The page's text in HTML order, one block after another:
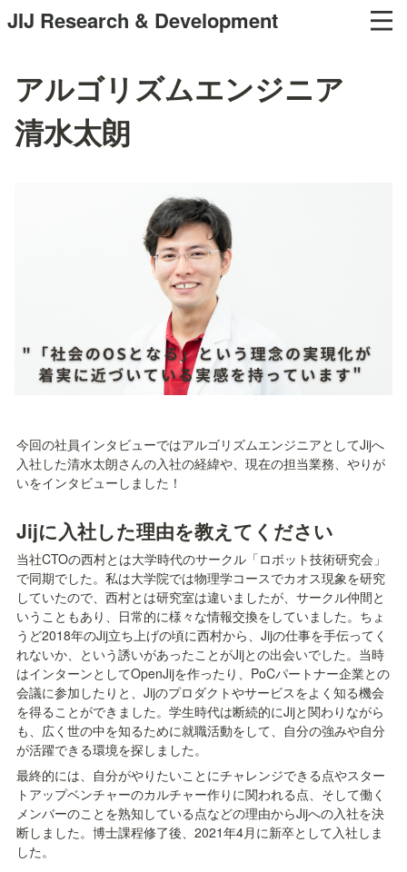
JIJ Research & Development
アルゴリズムエンジニア
清水太朗
今回の社員インタビューではアルゴリズムエンジニアとしてJijへ
入社した清水太朗さんの入社の経緯や、現在の担当業務、やりが
いをインタビューしました！
Jijに入社した理由を教えてください
当社CTOの西村とは大学時代のサークル「ロボット技術研究会」
で同期でした。私は大学院では物理学コースでカオス現象を研究
していたので、西村とは研究室は違いましたが、サークル仲間と
いうこともあり、日常的に様々な情報交換をしていました。ちょ
うど2018年のJij立ち上げの頃に西村から、Jijの仕事を手伝ってく
れないか、という誘いがあったことがJijとの出会いでした。当時
はインターンとしてOpenJijを作ったり、PoCパートナー企業との
会議に参加したりと、Jijのプロダクトやサービスをよく知る機会
を得ることができました。学生時代は断続的にJijと関わりながら
も、広く世の中を知るために就職活動をして、自分の強みや自分
が活躍できる環境を探しました。
最終的には、自分がやりたいことにチャレンジできる点やスター
トアップベンチャーのカルチャー作りに関われる点、そして働く
メンバーのことを熟知している点などの理由からJijへの入社を決
断しました。博士課程修了後、2021年4月に新卒として入社しま
した。